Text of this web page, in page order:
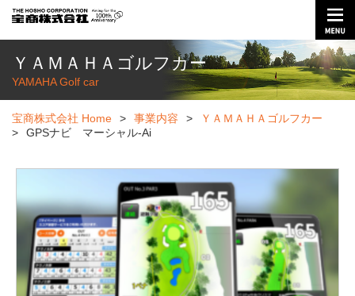
ＹＡＭＡＨＡゴルフカー
YAMAHA Golf car
宝商株式会社 Home > 事業内容 >
ＹＡＭＡＨＡゴルフカー
>
GPSナビ マーシャル-Ai